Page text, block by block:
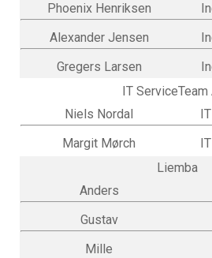
Phoenix Henriksen
Alexander Jensen
Gregers Larsen
IT ServiceTeam
Niels Nordal
Margit Mørch
Liemba
Anders
Gustav
Mille